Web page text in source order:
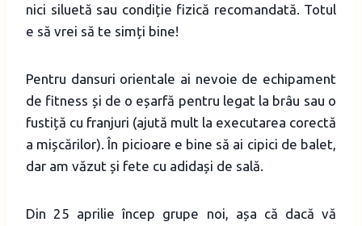
nici siluetă sau condiție fizică recomandată. Totul
e să vrei să te simți bine!
Pentru dansuri orientale ai nevoie de echipament
de fitness și de o eșarfă pentru legat la brâu sau o
fustiță cu franjuri (ajută mult la executarea corectă
a mișcărilor). În picioare e bine să ai cipici de balet,
dar am văzut și fete cu adidași de sală.
Din 25 aprilie încep grupe noi, așa că dacă vă